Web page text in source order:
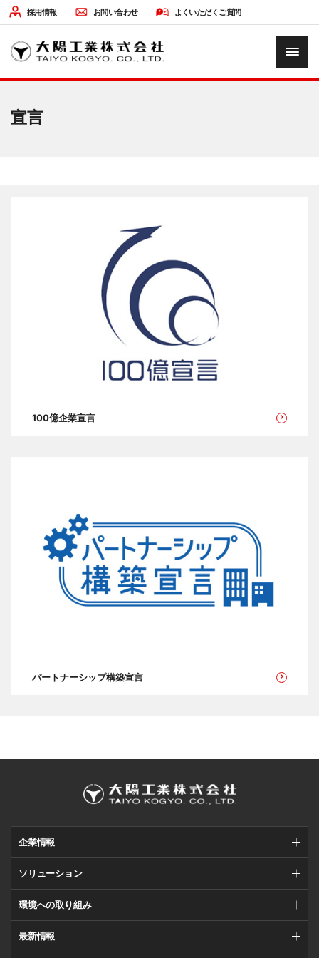
採用情報 お問い合わせ よくいただくご質問
企業情報
宣言
100億企業宣言
パートナーシップ構築宣言
企業情報
ソリューション
環境への取り組み
最新情報